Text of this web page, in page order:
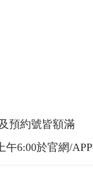
約號皆額滿
6:00於官網/